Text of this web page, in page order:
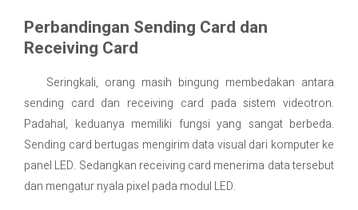
Perbandingan Sending Card dan
Receiving Card
Seringkali, orang masih bingung membedakan antara
sending card dan receiving card pada sistem videotron.
Padahal, keduanya memiliki fungsi yang sangat berbeda.
Sending card bertugas mengirim data visual dari komputer ke
panel LED. Sedangkan receiving card menerima data tersebut
dan mengatur nyala pixel pada modul LED.